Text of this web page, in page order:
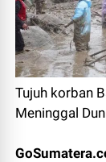
Tujuh korban
Meninggal